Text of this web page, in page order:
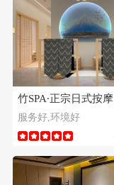
竹SPA∙正宗日式按摩
服务好,环境好